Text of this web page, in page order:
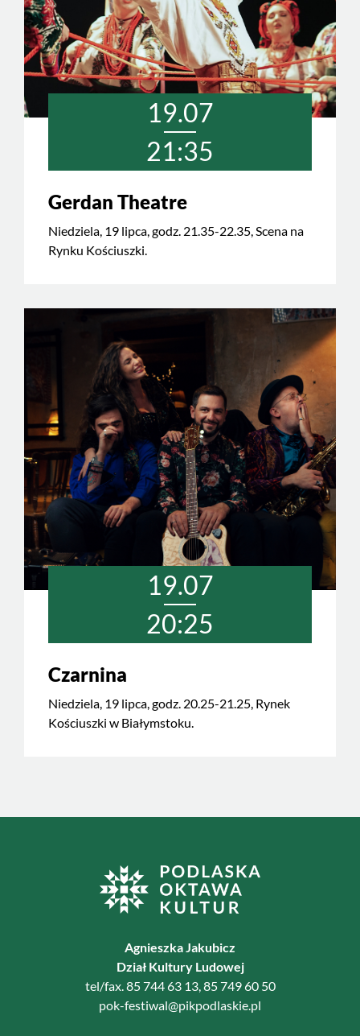
19.07
21:35
Gerdan Theatre
Niedziela, 19 lipca, godz. 21.35-22.35, Scena na
Rynku Kościuszki.
19.07
20:25
Czarnina
Niedziela, 19 lipca, godz. 20.25-21.25, Rynek
Kościuszki w Białymstoku.
Agnieszka Jakubicz
Dział Kultury Ludowej
tel/fax. 85 744 63 13, 85 749 60 50
pok-festiwal@pikpodlaskie.pl